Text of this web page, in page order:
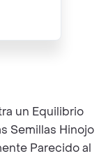
un Equilibrio
Semillas Hinojo
Parecido al